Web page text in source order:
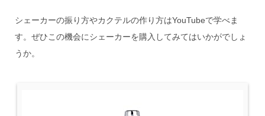
シェーカーの振り方やカクテルの作り方はYouTubeで学べま
す。ぜひこの機会にシェーカーを購入してみてはいかがでしょ
うか。